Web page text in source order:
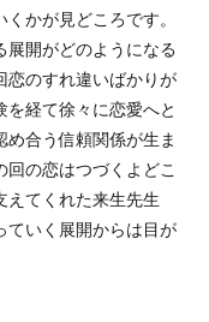
かが見どころです。
展開がどのようになる
恋のすれ違いばかりが
経て徐々に恋愛へと
合う信頼関係が生ま
の恋はつづくよどこ
えてくれた来生先生
ていく展開からは目が